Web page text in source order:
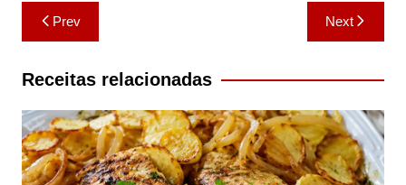
Navegação
de
artigos
Prev Next
Receitas relacionadas